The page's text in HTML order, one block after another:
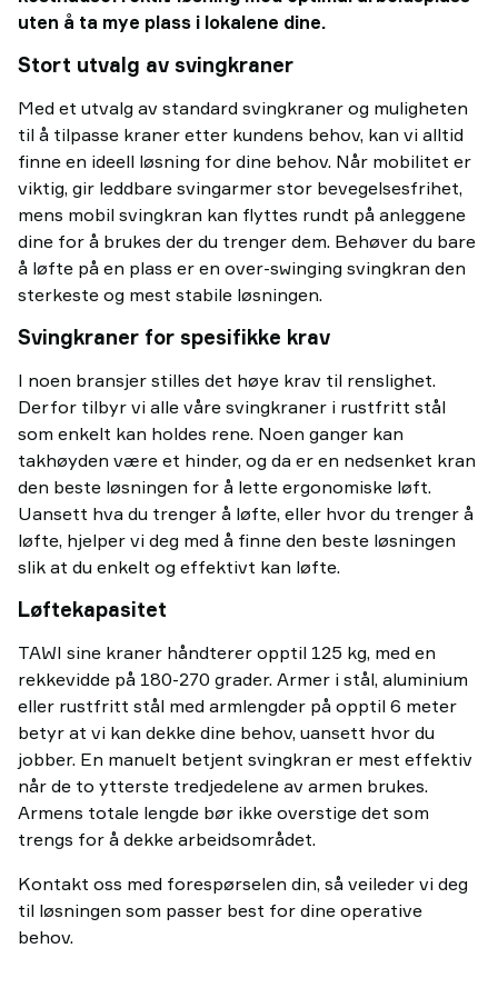
uten å ta mye plass i lokalene dine.
Stort utvalg av svingkraner
Med et utvalg av standard svingkraner og muligheten
til å tilpasse kraner etter kundens behov, kan vi alltid
finne en ideell løsning for dine behov. Når mobilitet er
viktig, gir leddbare svingarmer stor bevegelsesfrihet,
mens mobil svingkran kan flyttes rundt på anleggene
dine for å brukes der du trenger dem. Behøver du bare
å løfte på en plass er en over-swinging svingkran den
sterkeste og mest stabile løsningen.
Svingkraner for spesifikke krav
I noen bransjer stilles det høye krav til renslighet.
Derfor tilbyr vi alle våre svingkraner i rustfritt stål
som enkelt kan holdes rene. Noen ganger kan
takhøyden være et hinder, og da er en nedsenket kran
den beste løsningen for å lette ergonomiske løft.
Uansett hva du trenger å løfte, eller hvor du trenger å
løfte, hjelper vi deg med å finne den beste løsningen
slik at du enkelt og effektivt kan løfte.
Løftekapasitet
TAWI sine kraner håndterer opptil 125 kg, med en
rekkevidde på 180-270 grader. Armer i stål, aluminium
eller rustfritt stål med armlengder på opptil 6 meter
betyr at vi kan dekke dine behov, uansett hvor du
jobber. En manuelt betjent svingkran er mest effektiv
når de to ytterste tredjedelene av armen brukes.
Armens totale lengde bør ikke overstige det som
trengs for å dekke arbeidsområdet.
Kontakt oss med forespørselen din, så veileder vi deg
til løsningen som passer best for dine operative
behov.